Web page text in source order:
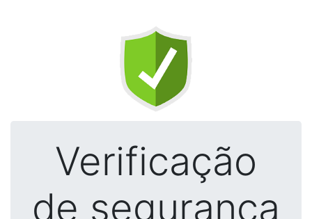
Verificação
de segurança